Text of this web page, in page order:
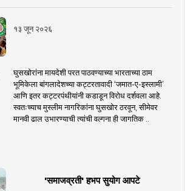
१३ जून २०२६
घुसखोरांना मायदेशी परत पाठवण्याच्या भारताच्या ठाम
भूमिकेला बांगलादेशच्या कट्टरतावादी ‘जमात-ए-इस्लामी’
आणि इतर कट्टरपंथीयांनी कडाडून विरोध दर्शवला आहे.
स्वतःच्याच मुस्लीम नागरिकांना घुसखोर ठरवून, सीमेवर
मानवी ढाल उभारण्याची त्यांची वल्गना ही जागतिक ..
'समाजव्रती' हभप सुयोग आपटे